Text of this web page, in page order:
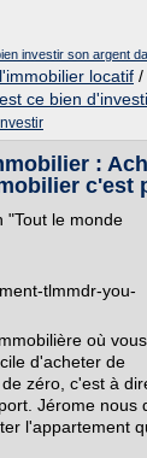
investir son argent
locatif /
est ce bien
:
c'est
"Tout le monde
tlmmdr-you-
où vous
d'acheter de
zéro, c'est à
Jérome nous
l'appartement